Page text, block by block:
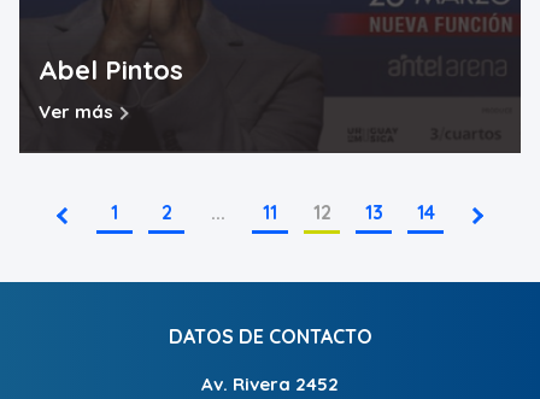
Abel Pintos
Ver más
1 2 ... 11 12 13 14
DATOS DE CONTACTO
Av. Rivera 2452